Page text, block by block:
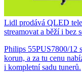
Lidl prodává QLED
streamovat a běží i bez
Philips 55PUS7800/12
korun, a za tu cenu
i kompletní sadu tunerů.